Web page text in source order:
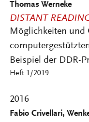
Thomas Werneke
DISTANT
Möglichkeiten und
Beispiel der DDR-
Heft 1/2019
2016
Fabio Crivellari,